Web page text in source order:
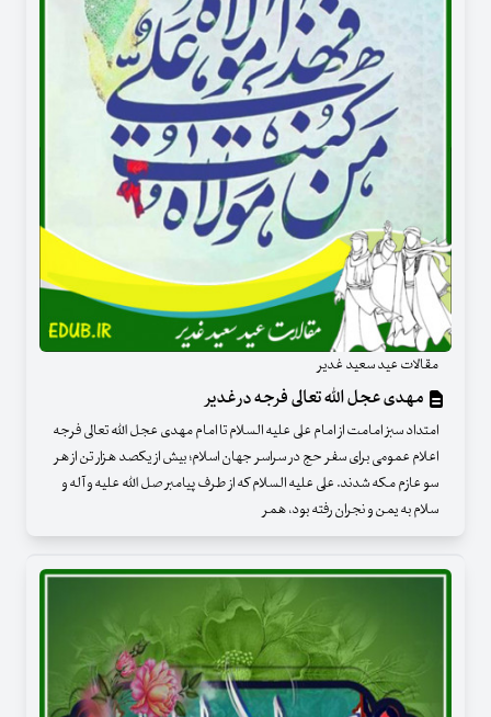
مقالات عید سعید غدیر
مهدی عجل الله تعالی فرجه در غدیر
امتداد سبز امامت از امام علی علیه السلام تا امام مهدی عجل الله تعالی فرجه
اعلام عمومی برای سفر حج در سراسر جهان اسلام؛ بیش از یکصد هزار تن از هر
سو عازم مکه شدند. علی علیه السلام که از طرف پیامبر صل الله علیه و آله و
سلام به یمن و نجران رفته بود، همر